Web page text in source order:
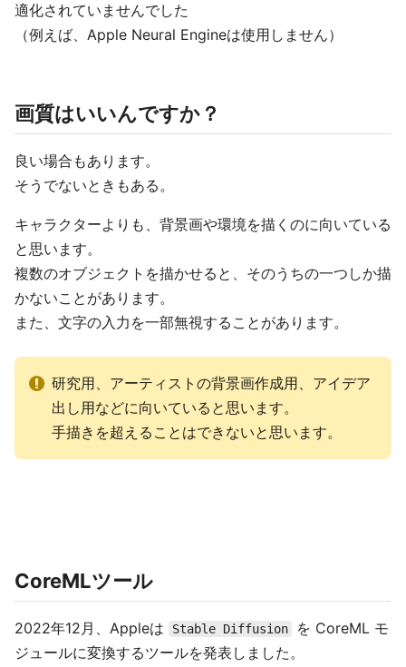
適化されていませんでした
（例えば、Apple Neural Engineは使用しません）
画質はいいんですか？
良い場合もあります。
そうでないときもある。
キャラクターよりも、背景画や環境を描くのに向いている
と思います。
複数のオブジェクトを描かせると、そのうちの一つしか描
かないことがあります。
また、文字の入力を一部無視することがあります。
研究用、アーティストの背景画作成用、アイデア
出し用などに向いていると思います。
手描きを超えることはできないと思います。
CoreMLツール
2022年12月、Appleは Stable Diffusion
を CoreML モ
ジュールに変換するツールを発表しました。